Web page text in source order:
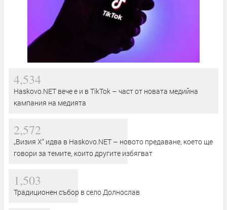
4,534
Haskovo.NET вече е и в TikTok – част от новата медийна
кампания на медията
2,572
„Визия Х“ идва в Haskovo.NET – новото предаване, което ще
говори за темите, които другите избягват
1,503
Традиционен събор в село Долнослав